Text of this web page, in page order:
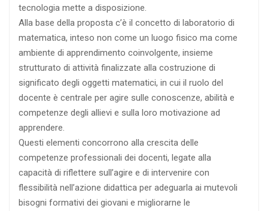
tecnologia mette a disposizione.
Alla base della proposta c’è il concetto di laboratorio di
matematica, inteso non come un luogo fisico ma come
ambiente di apprendimento coinvolgente, insieme
strutturato di attività finalizzate alla costruzione di
significato degli oggetti matematici, in cui il ruolo del
docente è centrale per agire sulle conoscenze, abilità e
competenze degli allievi e sulla loro motivazione ad
apprendere.
Questi elementi concorrono alla crescita delle
competenze professionali dei docenti, legate alla
capacità di riflettere sull’agire e di intervenire con
flessibilità nell’azione didattica per adeguarla ai mutevoli
bisogni formativi dei giovani e migliorarne le